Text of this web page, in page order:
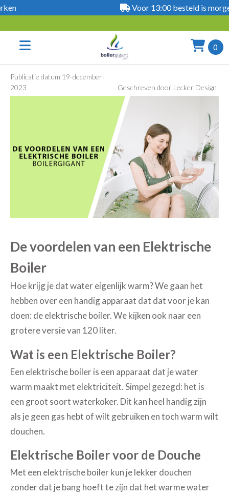
Voor 13:00 besteld is morgen al in huis
0
Publicatie datum 19-december-
2023
Geschreven door Lecker Design
De voordelen van een Elektrische
Boiler
Hoe krijg je dat water eigenlijk warm? We gaan het
hebben over een handig apparaat dat dat voor je kan
doen: de elektrische boiler. We kijken ook naar een
grotere versie van 120 liter.
Wat is een Elektrische Boiler?
Een elektrische boiler is een apparaat dat je water
warm maakt met elektriciteit. Simpel gezegd: het is
een groot soort waterkoker. Dit kan heel handig zijn
als je geen gas hebt of wilt gebruiken en toch warm wilt
douchen.
Elektrische Boiler voor de Douche
Met een elektrische boiler kun je lekker douchen
zonder dat je bang hoeft te zijn dat het warme water